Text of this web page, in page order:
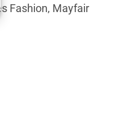
Fashion, Mayfair